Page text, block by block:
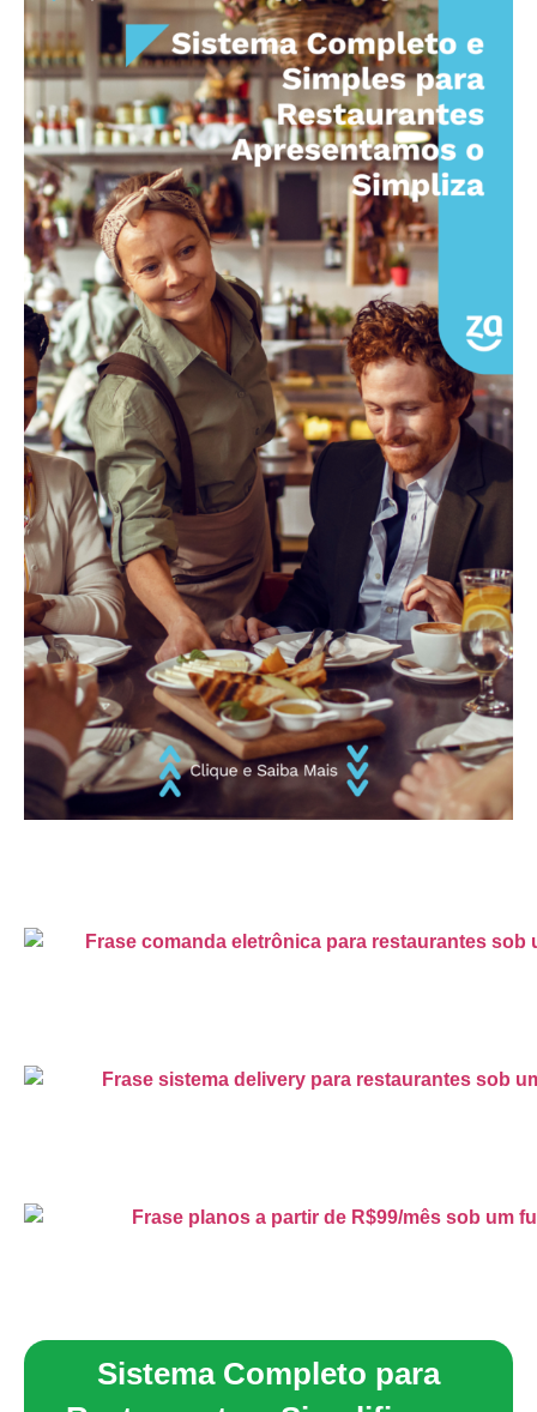
Sistema Completo para